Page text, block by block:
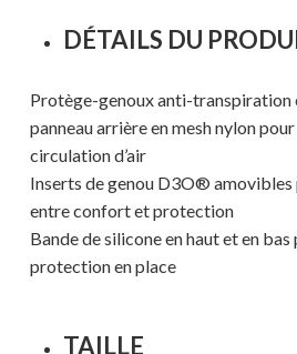
DÉTAILS DU
Protège-genoux anti-transpiration
panneau arrière en mesh nylon
circulation d’air
Inserts de genou D3O®
entre confort et protection
Bande de silicone en haut et en
protection en place
TAILLE